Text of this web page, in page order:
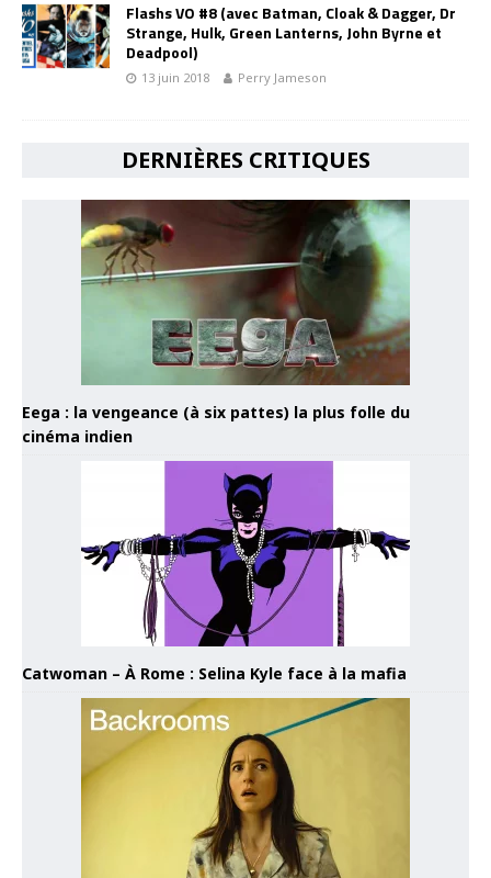
Flashs VO #8 (avec Batman, Cloak & Dagger, Dr
Strange, Hulk, Green Lanterns, John Byrne et
Deadpool)
13 juin 2018 Perry Jameson
DERNIÈRES CRITIQUES
Eega : la vengeance (à six pattes) la plus folle du
cinéma indien
Catwoman – À Rome : Selina Kyle face à la mafia